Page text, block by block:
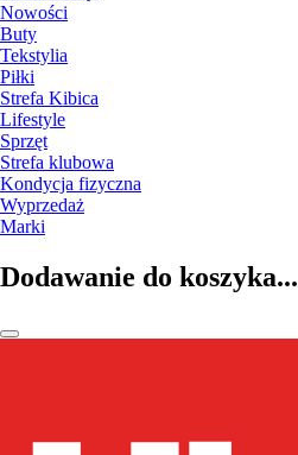
Nowości
Buty
Tekstylia
Piłki
Strefa Kibica
Lifestyle
Sprzęt
Strefa klubowa
Kondycja fizyczna
Wyprzedaż
Marki
Dodawanie do koszyka...